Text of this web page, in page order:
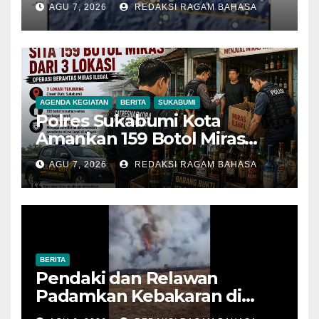
Sukabumi
AGU 7, 2026 REDAKSI RAGAM BAHASA
AGENDA KEGIATAN BERITA SUKABUMI
Polres Sukabumi Kota
Amankan 159 Botol Miras
Ilegal dari Tiga Lokasi dalam
Operasi Penyakit Masyarakat
AGU 7, 2026 REDAKSI RAGAM BAHASA
BERITA
Pendaki dan Relawan
Padamkan Kebakaran di
Alun-alun Suryakencana